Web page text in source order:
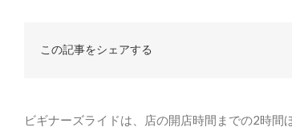
この記事をシェアする
ビギナーズライドは、店の開店時間までの2時間